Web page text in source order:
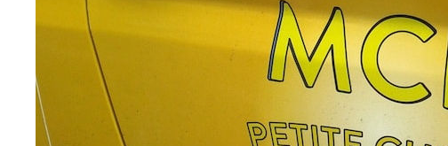
Pour
rue